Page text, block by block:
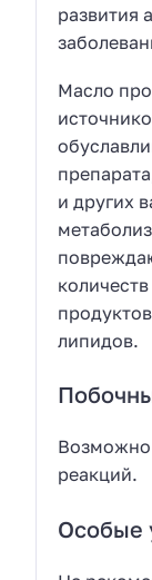
развития
Масло
и других
липидов.
Возможно
реакций.
Особые